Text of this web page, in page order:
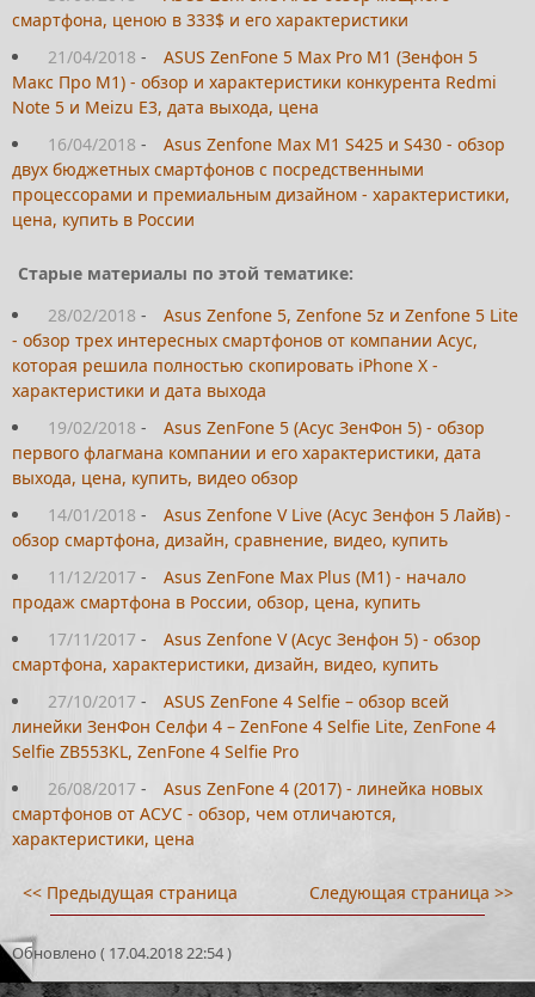
смартфона, ценою в 333$ и его характеристики
21/04/2018 -
ASUS ZenFone 5 Max Pro M1 (Зенфон 5
Макс Про М1) - обзор и характеристики конкурента Redmi
Note 5 и Meizu E3, дата выхода, цена
16/04/2018 -
Asus Zenfone Max M1 S425 и S430 - обзор
двух бюджетных смартфонов с посредственными
процессорами и премиальным дизайном - характеристики,
цена, купить в России
Старые материалы по этой тематике:
28/02/2018 -
Asus Zenfone 5, Zenfone 5z и Zenfone 5 Lite
- обзор трех интересных смартфонов от компании Асус,
которая решила полностью скопировать iPhone X -
характеристики и дата выхода
19/02/2018 -
Asus ZenFone 5 (Асус ЗенФон 5) - обзор
первого флагмана компании и его характеристики, дата
выхода, цена, купить, видео обзор
14/01/2018 -
Asus Zenfone V Live (Асус Зенфон 5 Лайв) -
обзор смартфона, дизайн, сравнение, видео, купить
11/12/2017 -
Asus ZenFone Max Plus (M1) - начало
продаж смартфона в России, обзор, цена, купить
17/11/2017 -
Asus Zenfone V (Асус Зенфон 5) - обзор
смартфона, характеристики, дизайн, видео, купить
27/10/2017 -
ASUS ZenFone 4 Selfie – обзор всей
линейки ЗенФон Селфи 4 – ZenFone 4 Selfie Lite, ZenFone 4
Selfie ZB553KL, ZenFone 4 Selfie Pro
26/08/2017 -
Asus ZenFone 4 (2017) - линейка новых
смартфонов от АСУС - обзор, чем отличаются,
характеристики, цена
<< Предыдущая страница Следующая страница >>
Обновлено ( 17.04.2018 22:54 )